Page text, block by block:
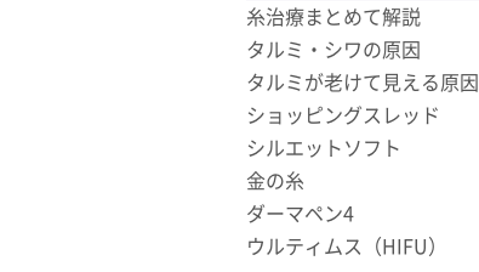
糸治療まとめて解説
タルミ・シワの原因
タルミが老けて見える原因
ショッピングスレッド
シルエットソフト
金の糸
ダーマペン4
ウルティムス（HIFU）